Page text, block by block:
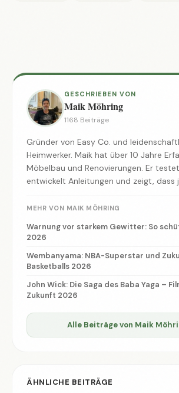
GESCHRIEBEN VON
Maik Möhring
1168 Beiträge
Gründer von Easy Co. und
Heimwerker. Maik hat über 10 Jahre
Möbelbau und Renovierungen. Er testet
entwickelt Anleitungen und zeigt, dass
MEHR VON MAIK MÖHRING
Warnung vor starkem Gewitter: So
2026
Wembanyama: NBA-Superstar und
Basketballs 2026
John Wick: Die Saga des Baba Yaga –
Zukunft 2026
Alle Beiträge von Maik
ÄHNLICHE BEITRÄGE